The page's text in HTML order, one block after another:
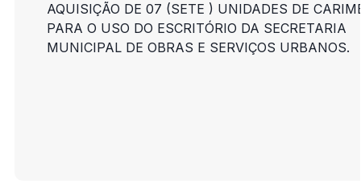
AQUISIÇÃO DE 07 (SETE ) UNIDADES DE
PARA O USO DO ESCRITÓRIO DA SECRETARIA
MUNICIPAL DE OBRAS E SERVIÇOS URBANOS.